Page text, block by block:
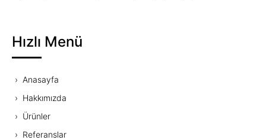
Hızlı Menü
Anasayfa
Hakkımızda
Ürünler
Referanslar